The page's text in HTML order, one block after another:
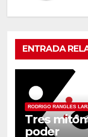
ENTRADA
RODRIGO RANGLES
Tres
poder